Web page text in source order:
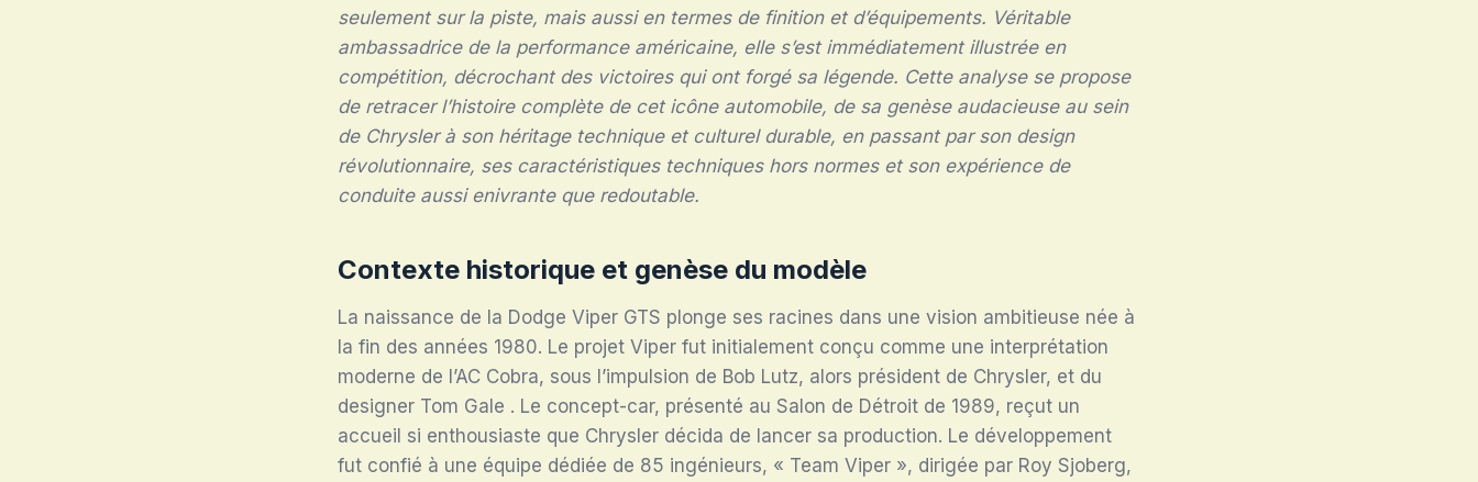
seulement sur la piste, mais aussi en termes de finition et d’équipements. Véritable
ambassadrice de la performance américaine, elle s’est immédiatement illustrée en
compétition, décrochant des victoires qui ont forgé sa légende. Cette analyse se propose
de retracer l’histoire complète de cet icône automobile, de sa genèse audacieuse au sein
de Chrysler à son héritage technique et culturel durable, en passant par son design
révolutionnaire, ses caractéristiques techniques hors normes et son expérience de
conduite aussi enivrante que redoutable.
Contexte historique et genèse du modèle
La naissance de la Dodge Viper GTS plonge ses racines dans une vision ambitieuse née à
la fin des années 1980. Le projet Viper fut initialement conçu comme une interprétation
moderne de l’AC Cobra, sous l’impulsion de Bob Lutz, alors président de Chrysler, et du
designer Tom Gale . Le concept-car, présenté au Salon de Détroit de 1989, reçut un
accueil si enthousiaste que Chrysler décida de lancer sa production. Le développement
fut confié à une équipe dédiée de 85 ingénieurs, « Team Viper », dirigée par Roy Sjoberg,